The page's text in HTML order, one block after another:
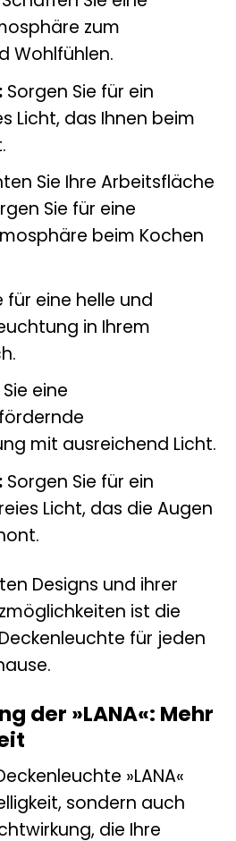
zum
Wohlfühlen.
Sorgen Sie für ein
Licht, das Ihnen beim
Sie Ihre Arbeitsfläche
Sie für eine
beim Kochen
für eine helle und
in Ihrem
eine
mit ausreichend Licht.
Sorgen Sie für ein
Licht, das die Augen
Designs und ihrer
ist die
für jeden
der »LANA«: Mehr
»LANA«
sondern auch
die Ihre